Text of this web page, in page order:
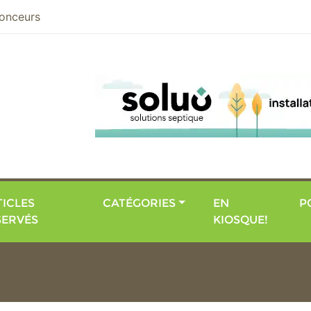
CATÉGORIES
EN
KIOSQUE!